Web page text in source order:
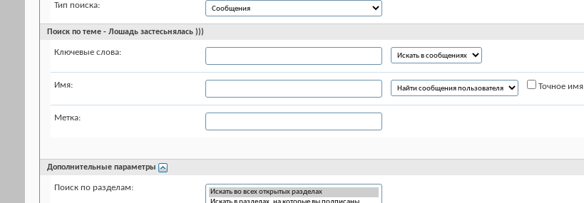
Тип поиска:
Поиск по теме - Лошадь застесьнялась )))
Ключевые слова:
Имя: Точное имя
Метка:
Дополнительные параметры
Поиск по разделам: